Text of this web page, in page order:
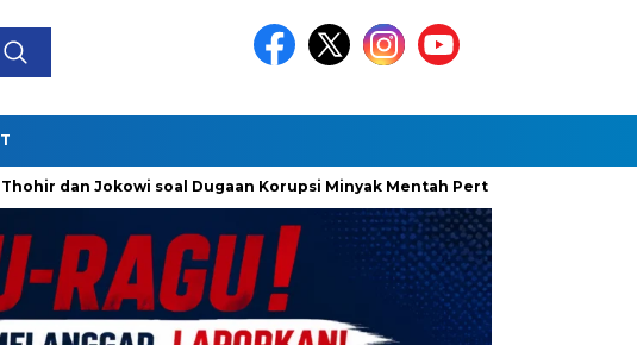
dan Jokowi soal Dugaan Korupsi Minyak Mentah Pertamina